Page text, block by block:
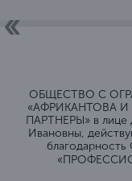
ОБЩЕСТВО C
«АФРИКАНТОВА
ПАРТНЕРЫ» в лице
Ивановны,